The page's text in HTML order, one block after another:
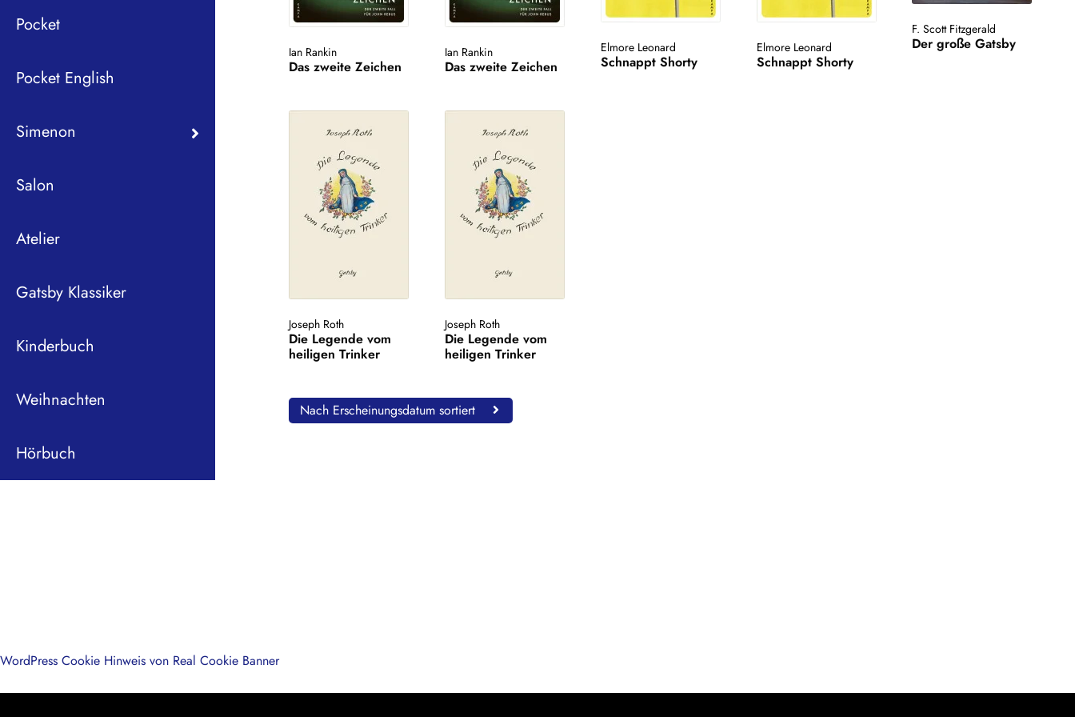
Pocket
Pocket English
Simenon
Salon
Atelier
Gatsby Klassiker
Kinderbuch
Weihnachten
Hörbuch
Ian Rankin
Das zweite Zeichen
Ian Rankin
Das zweite Zeichen
Elmore Leonard
Schnappt Shorty
Elmore Leonard
Schnappt Shorty
F. Scott Fitzgerald
Der große Gatsby
Joseph Roth
Die Legende vom
heiligen Trinker
Joseph Roth
Die Legende vom
heiligen Trinker
Nach Erscheinungsdatum sortiert
WordPress Cookie Hinweis von Real Cookie Banner